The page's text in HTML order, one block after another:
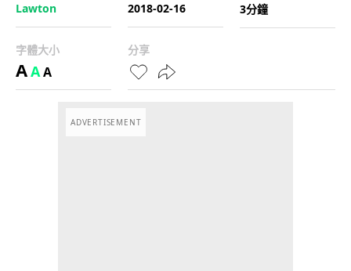
Lawton
2018-02-16
3分鐘
字體大小
AAA
分享
ADVERTISEMENT